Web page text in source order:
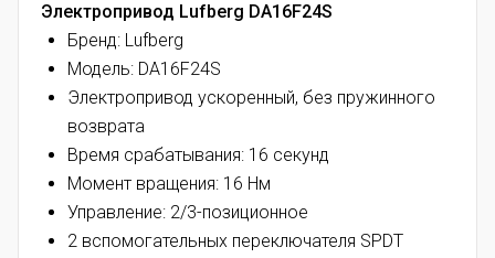
Электропривод Lufberg DA16F24S
Бренд: Lufberg
Модель: DA16F24S
Электропривод ускоренный, без пружинного
возврата
Время срабатывания: 16 секунд
Момент вращения: 16 Нм
Управление: 2/3-позиционное
2 вспомогательных переключателя SPDT